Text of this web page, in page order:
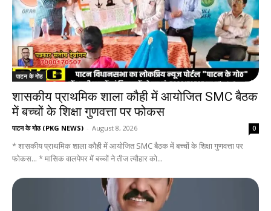
पाटन के गोठ
शासकीय प्राथमिक शाला कौही में आयोजित SMC बैठक
में बच्चों के शिक्षा गुणवत्ता पर फोकस
पाटन के गोठ (PKG NEWS) - August 8, 2026 0
* शासकीय प्राथमिक शाला कौही में आयोजित SMC बैठक में बच्चों के शिक्षा गुणवत्ता पर
फोकस... * मासिक वालपेपर में बच्चों ने तीज त्यौहार को...